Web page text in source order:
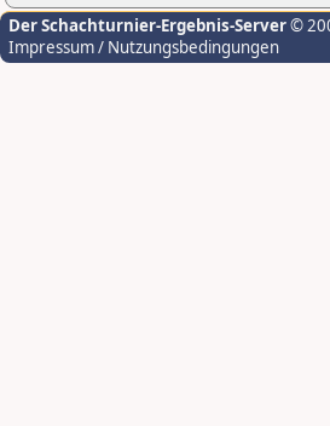
Der Schachturnier-Ergebnis-Server©
Impressum / Nutzungsbedingungen